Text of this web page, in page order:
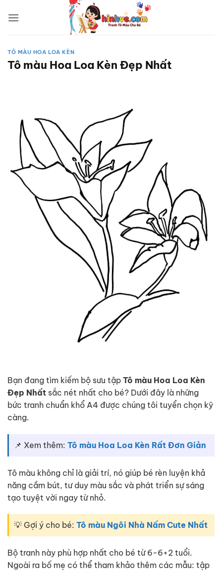
qua
TÔ MÀU HOA LOA KÈN
Tô màu Hoa Loa Kèn Đẹp Nhất
Bạn đang tìm kiếm bộ sưu tập Tô màu Hoa Loa Kèn
Đẹp Nhất sắc nét nhất cho bé? Dưới đây là những
bức tranh chuẩn khổ A4 được chúng tôi tuyển chọn kỹ
càng.
📌 Xem thêm: Tô màu Hoa Loa Kèn Rất Đơn Giản
Tô màu không chỉ là giải trí, nó giúp bé rèn luyện khả
năng cầm bút, tư duy màu sắc và phát triển sự sáng
tạo tuyệt vời ngay từ nhỏ.
💡 Gợi ý cho bé: Tô màu Ngôi Nhà Nấm Cute Nhất
Bộ tranh này phù hợp nhất cho bé từ 6-6+2 tuổi.
Ngoài ra bố mẹ có thể tham khảo thêm các mẫu: tập